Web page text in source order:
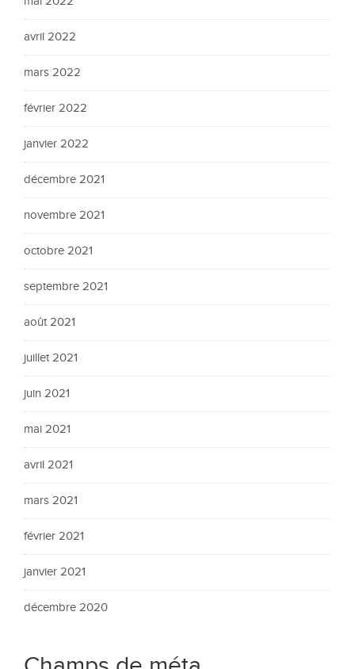
avril 2022
mars 2022
février 2022
janvier 2022
décembre 2021
novembre 2021
octobre 2021
septembre 2021
août 2021
juillet 2021
juin 2021
mai 2021
avril 2021
mars 2021
février 2021
janvier 2021
décembre 2020